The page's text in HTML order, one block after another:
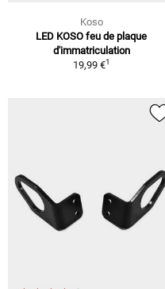
Koso
LED KOSO feu de plaque
d'immatriculation
19,99 €1